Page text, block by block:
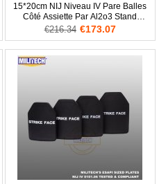
15*20cm NIJ Niveau IV Pare Balles
Côté Assiette Par Al2o3 Stand
Alone Balistique ESAPI
€216.34 €173.07